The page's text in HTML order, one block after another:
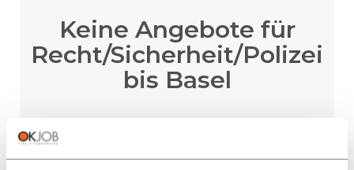
Keine Angebote für
Recht/Sicherheit/Polizei
bis Basel